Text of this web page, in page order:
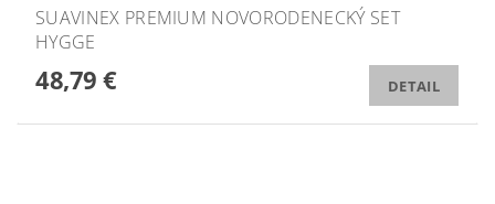
SUAVINEX PREMIUM NOVORODENECKÝ SET
HYGGE
48,79 € DETAIL